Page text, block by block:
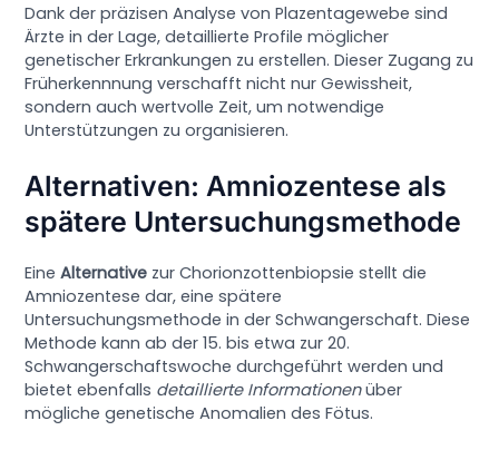
Dank der präzisen Analyse von Plazentagewebe sind
Ärzte in der Lage, detaillierte Profile möglicher
genetischer Erkrankungen zu erstellen. Dieser Zugang zu
Früherkennnung verschafft nicht nur Gewissheit,
sondern auch wertvolle Zeit, um notwendige
Unterstützungen zu organisieren.
Alternativen: Amniozentese als
spätere Untersuchungsmethode
EineAlternative zur Chorionzottenbiopsie stellt die
Amniozentese dar, eine spätere
Untersuchungsmethode in der Schwangerschaft. Diese
Methode kann ab der 15. bis etwa zur 20.
Schwangerschaftswoche durchgeführt werden und
bietet ebenfalls detaillierte Informationenüber
mögliche genetische Anomalien des Fötus.